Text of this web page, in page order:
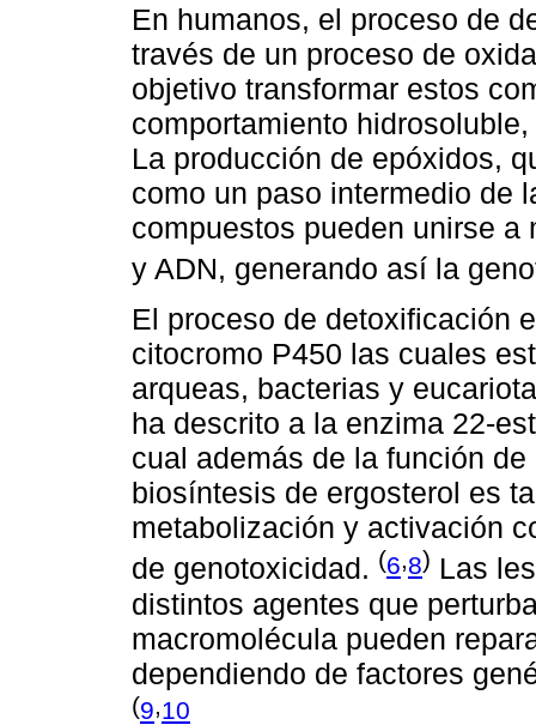
En humanos, el proceso de
través de un proceso de
objetivo transformar estos
comportamiento
La producción de epóxidos,
como un paso intermedio de
compuestos pueden unirse
y ADN, generando así la
El proceso de detoxificación
citocromo P450 las cuales
arqueas, bacterias y
ha descrito a la enzima 22-
cual además de la función
biosíntesis de ergosterol es
metabolización y activación
de genotoxicidad. (6,8) Las
distintos agentes que
macromolécula pueden
dependiendo de factores
(9,10